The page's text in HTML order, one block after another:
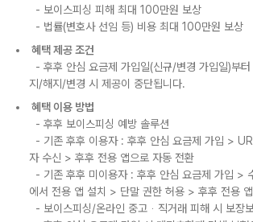
- 보이스피싱 피해 최대 100만원 보상
- 법률(변호사 선임 등) 비용 최대 100만원 보상
혜택 제공 조건
- 후후 안심 요금제 가입일(신규/변경 가입일)부
지/해지/변경 시 제공이 중단됩니다.
혜택 이용 방법
- 후후 보이스피싱 예방 솔루션
- 기존 후후 이용자 : 후후 안심 요금제 가입 >
자 수신 > 후후 전용 앱으로 자동 전환
- 기존 후후 미이용자 : 후후 안심 요금제 가입 >
에서 전용 앱 설치 > 단말 권한 허용 > 후후 전용
- 보이스피싱/온라인 중고ᆞ직거래 피해 시 보장